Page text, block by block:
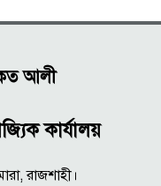
আলী
কার্যালয়
রাজশাহী।